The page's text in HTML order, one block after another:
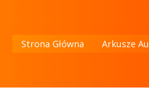
Strona Główna Arkusze